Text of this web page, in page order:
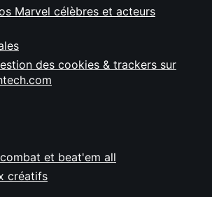
Marvel célèbres et acteurs
des cookies & trackers sur
et beat'em all
créatifs